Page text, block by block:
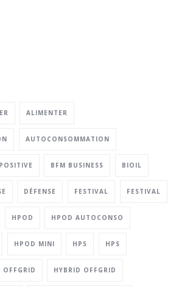
ALIMENTER
AUTOCONSOMMATION
BFM BUSINESS BIOIL
DÉFENSE FESTIVAL FESTIVAL
HPOD HPOD AUTOCONSO
HPOD MINI HPS HPS
OFFGRID HYBRID OFFGRID